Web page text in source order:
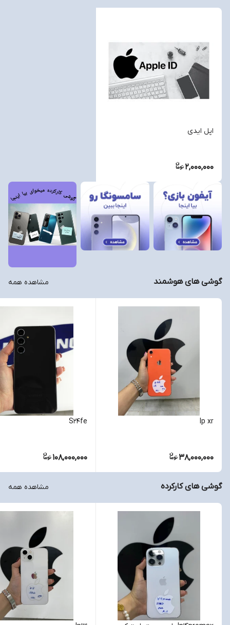
اپل ایدی
2,000,000
گوشی های هوشمند مشاهده همه
Ip xr
38,000,000
S24fe
108,000,000
گوشی های کارکرده مشاهده همه